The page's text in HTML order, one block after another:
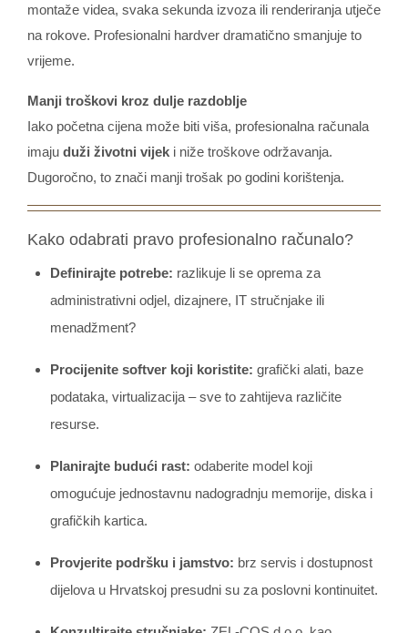
montaže videa, svaka sekunda izvoza ili renderiranja utječe
na rokove. Profesionalni hardver dramatično smanjuje to
vrijeme.
Manji troškovi kroz dulje razdoblje
Iako početna cijena može biti viša, profesionalna računala
imaju duži životni vijek i niže troškove održavanja.
Dugoročno, to znači manji trošak po godini korištenja.
Kako odabrati pravo profesionalno računalo?
Definirajte potrebe: razlikuje li se oprema za
administrativni odjel, dizajnere, IT stručnjake ili
menadžment?
Procijenite softver koji koristite: grafički alati, baze
podataka, virtualizacija – sve to zahtijeva različite
resurse.
Planirajte budući rast: odaberite model koji
omogućuje jednostavnu nadogradnju memorije, diska i
grafičkih kartica.
Provjerite podršku i jamstvo: brz servis i dostupnost
dijelova u Hrvatskoj presudni su za poslovni kontinuitet.